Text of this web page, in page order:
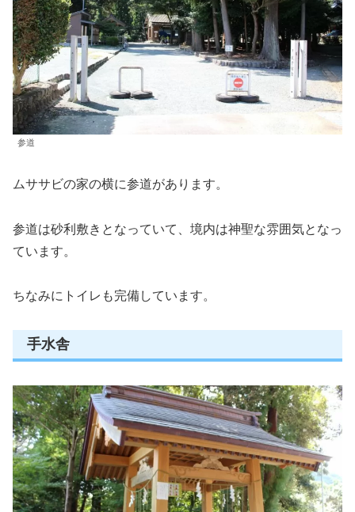
参道
ムササビの家の横に参道があります。
参道は砂利敷きとなっていて、境内は神聖な雰囲気となっ
ています。
ちなみにトイレも完備しています。
手水舎